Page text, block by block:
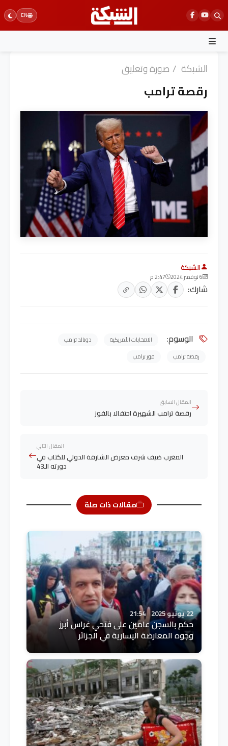
Skip
to
content
EN
الشبكة / صورة وتعليق
رقصة ترامب
الشبكة
6 نوفمبر 2024 2:47 م
شارك:
الوسوم: الانتخابات الأمريكية
دونالد ترامب
رقصة ترامب
فوز ترامب
المقال السابق
رقصة ترامب الشهيرة احتفالا بالفوز
المقال التالي
المغرب ضيف شرف معرض الشارقة الدولي للكتاب في
دورته الـ43
مقالات ذات صلة
22 يونيو 2025 21:54
حكم بالسجن عامين على فتحي غراس أبرز
وجوه المعارضة اليسارية في الجزائر